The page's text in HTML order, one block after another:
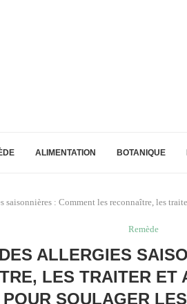
ALIMENTATION BOTANIQUE
saisonnières : Comment les reconnaître, les
Remède
ALLERGIES
LES TRAITER ET
SOULAGER